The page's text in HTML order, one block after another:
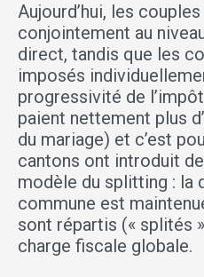
Aujourd’hui, les
conjointement au
direct, tandis que les
imposés
progressivité de
paient nettement plus
du mariage) et c’est
cantons ont introduit
modèle du splitting : la
commune est
sont répartis (« splités
charge fiscale globale.